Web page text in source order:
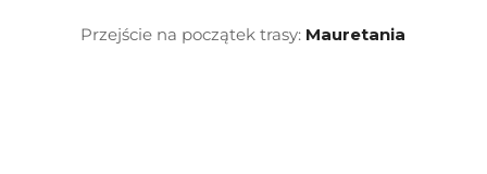
Przejście na początek trasy: Mauretania